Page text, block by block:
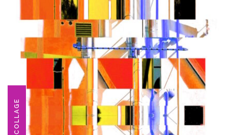
COLLAGE